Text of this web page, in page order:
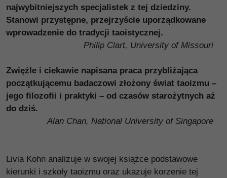
najwybitniejszych specjalistek z tej dziedziny.
Stanowi przystępne, przejrzyście uporządkowane
wprowadzenie do tradycji taoistycznej.
Philip Clart, University of Missouri
Zwięźle i ciekawie napisana praca przybliżająca
początkującemu badaczowi złożony świat taoizmu –
jego filozofii i praktyki – od czasów starożytnych aż
do dziś.
Alan Chan, National University of Singapore
Livia Kohn analizuje w swojej książce podstawowe
kierunki i szkoły taoizmu oraz ukazuje korzenie tej